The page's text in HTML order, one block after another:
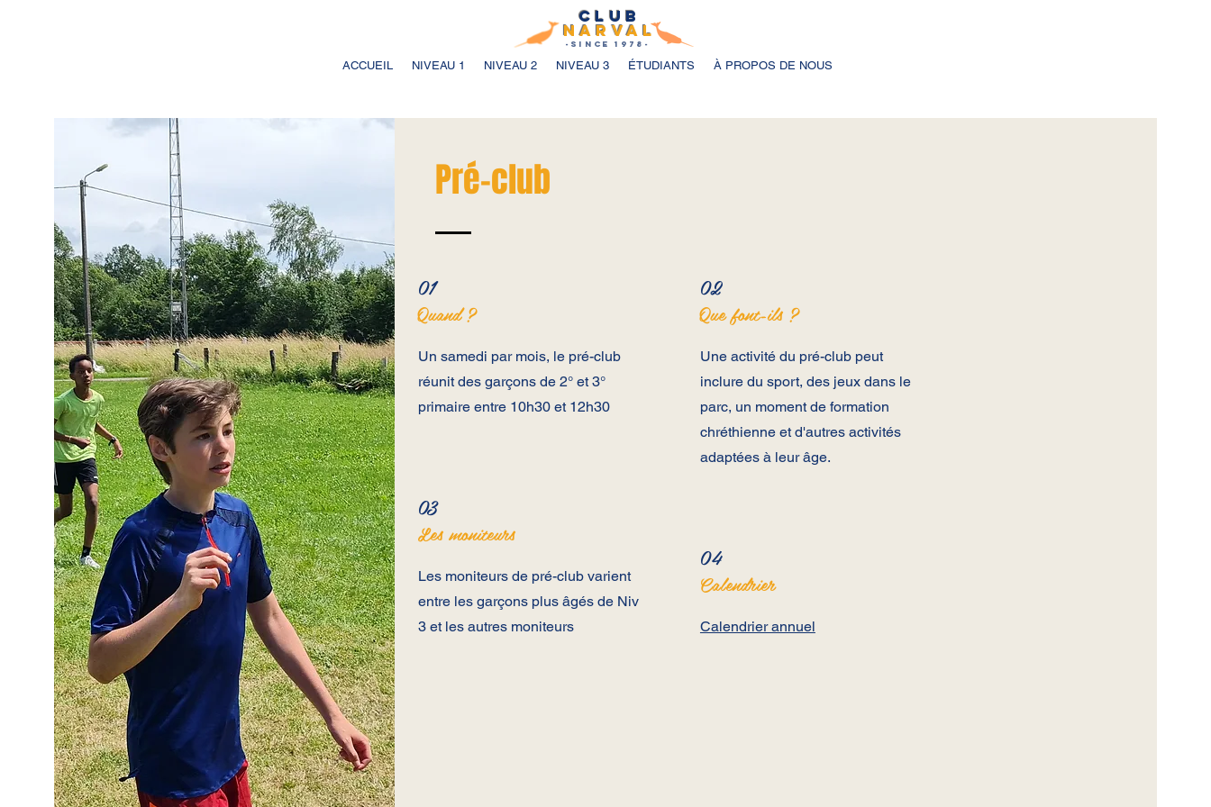
ACCUEIL NIVEAU 1 NIVEAU 2 NIVEAU 3 ÉTUDIANTS À PROPOS DE NOUS
club
NARVAL
-since1978-
Pré-club
01
Quand ?
Un samedi par mois, le pré-club
réunit des garçons de 2° et 3°
primaire entre 10h30 et 12h30
03
Les moniteurs
Les moniteurs de pré-club varient
entre les garçons plus âgés de Niv
3 et les autres moniteurs
02
Que font-ils ?
Une activité du pré-club peut
inclure du sport, des jeux dans le
parc, un moment de formation
chréthienne et d'autres activités
adaptées à leur âge.
04
Calendrier
Calendrier annuel